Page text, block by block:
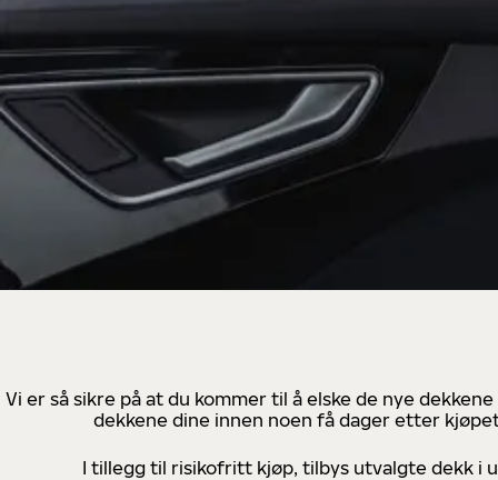
Vi er så sikre på at du kommer til å elske de nye
dekkene dine innen noen få dager etter
I tillegg til risikofritt kjøp, tilbys utvalgte dekk i